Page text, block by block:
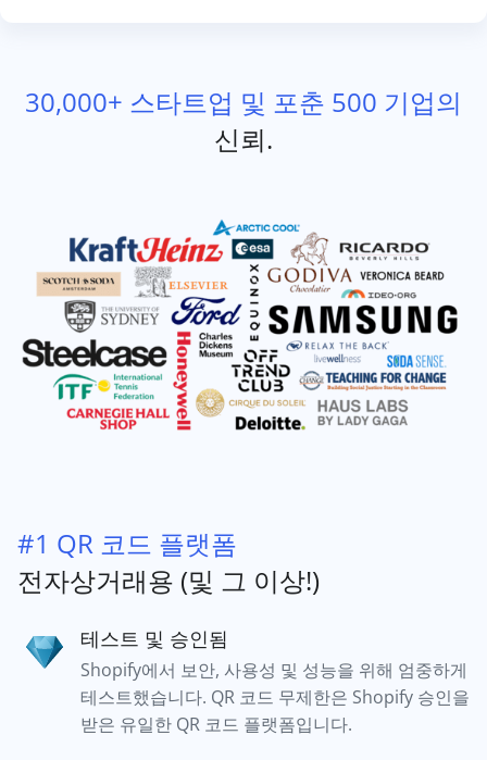
30,000+ 스타트업 및 포춘 500 기업의
신뢰.
#1 QR 코드 플랫폼
전자상거래용 (및 그 이상!)
테스트 및 승인됨
Shopify에서 보안, 사용성 및 성능을 위해 엄중하게
테스트했습니다. QR 코드 무제한은 Shopify 승인을
받은 유일한 QR 코드 플랫폼입니다.